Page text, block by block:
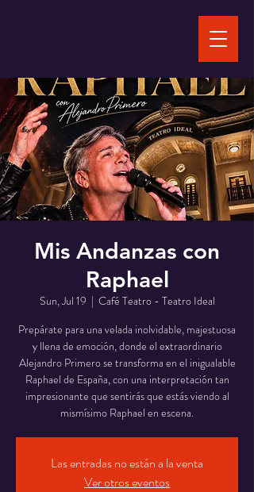
Mis Andanzas con
Raphael
Sun, Jul 19
  |
Café Teatro - Teatro Ideal
Prepárate para una velada inolvidable, majestuosa
y llena de emoción, donde el extraordinario
Alejandro Primero se transforma en el inigualable
Raphael de España, con una interpretación tan
impresionante que sentirás que estás viendo al
mismísimo Raphael en escena.
Las entradas no están a la venta
Ver otros eventos